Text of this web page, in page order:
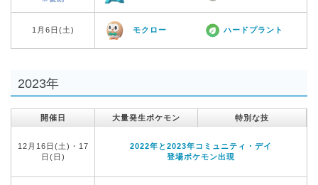
1月6日(土) モクロー ハードプラント
2023年
開催日 大量発生ポケモン 特別な技
12月16日(土)・17
日(日)
2022年と2023年コミュニティ・デイ
登場ポケモン出現